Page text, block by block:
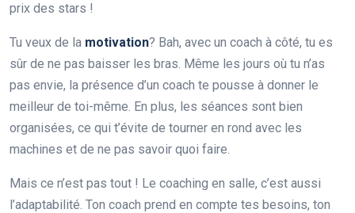
prix des stars !
Tu veux de la motivation? Bah, avec un coach à côté, tu es
sûr de ne pas baisser les bras. Même les jours où tu n’as
pas envie, la présence d’un coach te pousse à donner le
meilleur de toi-même. En plus, les séances sont bien
organisées, ce qui t’évite de tourner en rond avec les
machines et de ne pas savoir quoi faire.
Mais ce n’est pas tout ! Le coaching en salle, c’est aussi
l’adaptabilité. Ton coach prend en compte tes besoins, ton